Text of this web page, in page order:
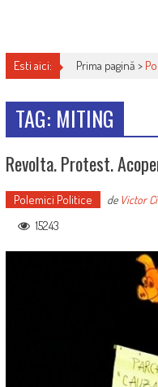
Esti aici: Prima pagină >
TAG: MITING
Revolta. Protest.
Polemici Politice de Victor
15243